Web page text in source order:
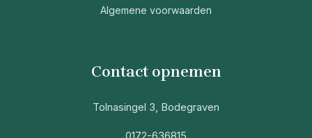
Algemene voorwaarden
Contact opnemen
Tolnasingel 3, Bodegraven